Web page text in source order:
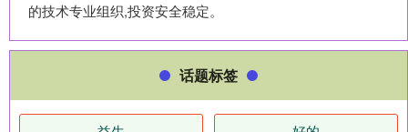
的技术专业组织,投资安全稳定。
话题标签